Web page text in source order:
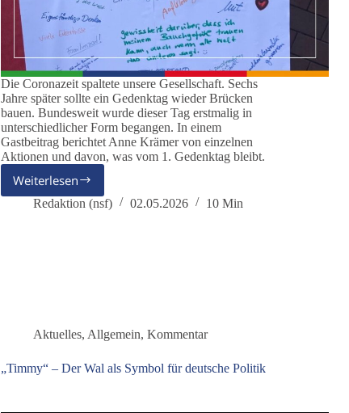
Die Coronazeit spaltete unsere Gesellschaft. Sechs
Jahre später sollte ein Gedenktag wieder Brücken
bauen. Bundesweit wurde dieser Tag erstmalig in
unterschiedlicher Form begangen. In einem
Gastbeitrag berichtet Anne Krämer von einzelnen
Aktionen und davon, was vom 1. Gedenktag bleibt.
Weiterlesen
Kann
Versöhnung
Redaktion (nsf) 02.05.2026 10 Min
Aktuelles, Allgemein,Kommentar
„Timmy“ – Der Wal als Symbol für deutsche Politik